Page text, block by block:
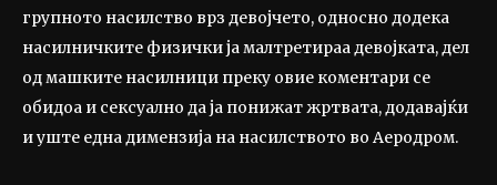
групното насилство врз девојчето, односно додека
насилничките физички ја малтретираа девојката, дел
од машките насилници преку овие коментари се
обидоа и сексуално да ја понижат жртвата, додавајќи
и уште една димензија на насилството во Аеродром.